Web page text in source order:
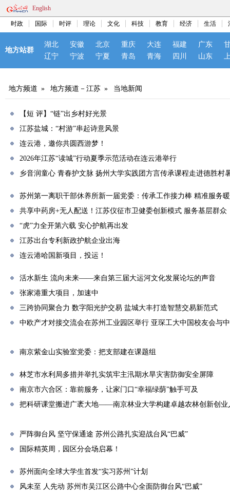
English
时政 国际 时评 理论 文化 科技 教育 经济 生活
地方站群
湖北 安徽 北京 重庆 大连 福建 广东
辽宁
宁波 宁夏 青岛 青海 四川 山东
地方频道 » 地方频道－江苏 » 当地新闻
【短 评】“链”出乡村好光景
江苏盐城：“村游”串起诗意风景
连云港，邀你共圆西游梦！
2026年江苏“读城”行动夏季示范活动在连云港举行
乡音润童心 青春护文脉 扬州大学实践团方言传承课程走进德胜村
苏州第一离职干部休养所新一届党委：传承工作接力棒 精准服务
共享中药房+无人配送！江苏仪征市卫健委创新模式 服务基层群众
“虎”力全开第六载 安心护航再出发
江苏出台专利新政护航企业出海
连云港哈国新项目，投运！
活水新生 流向未来——来自第三届大运河文化发展论坛的声音
张家港重大项目，加速中
三跨协同聚合力 数字阳光护交易 盐城大丰打造智慧交易新范式
中欧产才对接交流会在苏州工业园区举行 亚琛工大中国校友会与
南京紫金山实验室党委：把支部建在课题组
林芝市水利局多措并举扎实筑牢主汛期水旱灾害防御安全屏障
南京市六合区：靠前服务，让家门口“幸福绿荫”触手可及
把科研课堂搬进广袤大地——南京林业大学构建卓越农林创新创业
严阵御台风 坚守保通途 苏州公路扎实迎战台风“巴威”
国际精英周，园区分会场启幕！
苏州面向全球大学生首发“实习苏州”计划
风未至 人先动 苏州市吴江区公路中心全面防御台风“巴威”